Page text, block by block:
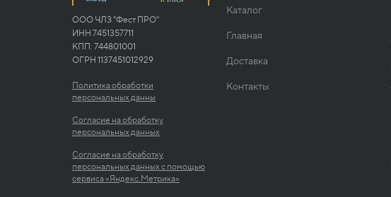
ООО ЧЛЗ "Фест ПРО"
ИНН 7451357711
КПП: 744801001
ОГРН 1137451012929
Политика обработки
персональных данны
Согласие на обработку
персональных данных
Согласие на обработку
персональных данных с помощью
сервиса «Яндекс.Метрика»
Каталог
Главная
Доставка
Контакты